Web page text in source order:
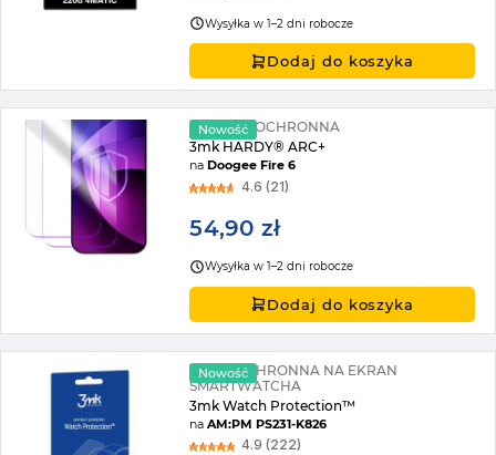
Wysyłka w 1–2 dni robocze
Dodaj do koszyka
Nowość
2X FOLIA OCHRONNA
3mk HARDY® ARC+
naDoogee Fire 6
4.6 (21)
54,90 zł
Wysyłka w 1–2 dni robocze
Dodaj do koszyka
Nowość
FOLIA OCHRONNA NA EKRAN
SMARTWATCHA
3mk Watch Protection™
naAM:PM PS231-K826
4.9 (222)